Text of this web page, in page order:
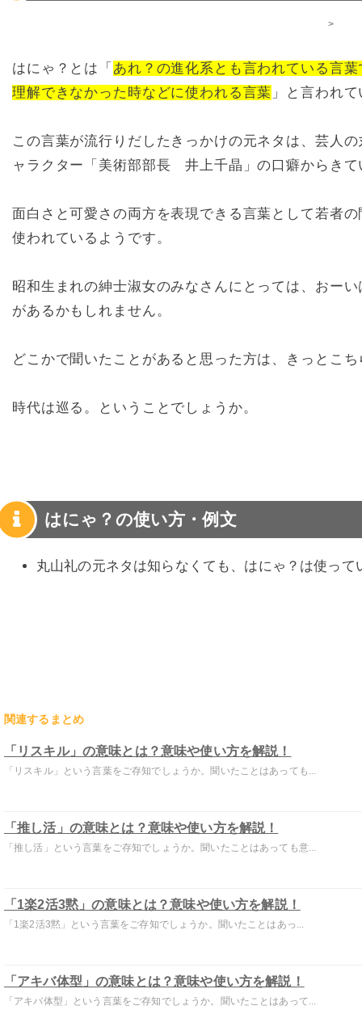
>
はにゃ？とは「 あれ？の進化系とも言われている言
理解できなかった時などに使われる言葉 」と言われ
この言葉が流行りだしたきっかけの元ネタは、芸人
ャラクター「美術部部長 井上千晶」の口癖からきて
面白さと可愛さの両方を表現できる言葉として若者
使われているようです。
昭和生まれの紳士淑女のみなさんにとっては、おー
があるかもしれません。
どこかで聞いたことがあると思った方は、きっとこ
時代は巡る。ということでしょうか。
はにゃ？の使い方・例文
丸山礼の元ネタは知らなくても、はにゃ？は使っ
関連するまとめ
「リスキル」の意味とは？意味や使い方を解説！
「リスキル」という言葉をご存知でしょうか。聞いたことはあっても...
「推し活」の意味とは？意味や使い方を解説！
「推し活」という言葉をご存知でしょうか。聞いたことはあっても意...
「1楽2活3黙」の意味とは？意味や使い方を解説！
「1楽2活3黙」という言葉をご存知でしょうか。聞いたことはあっ...
「アキバ体型」の意味とは？意味や使い方を解説！
「アキバ体型」という言葉をご存知でしょうか。聞いたことはあって...